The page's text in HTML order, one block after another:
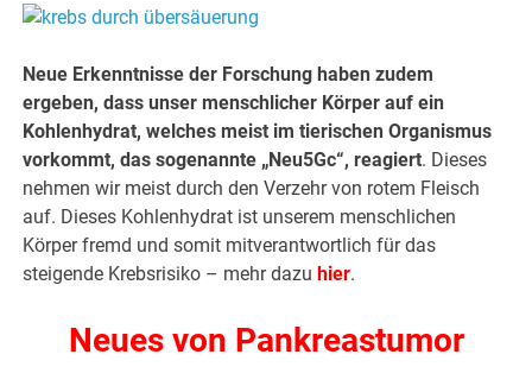
Neue Erkenntnisse der Forschung haben zudem
ergeben, dass unser menschlicher Körper auf ein
Kohlenhydrat, welches meist im tierischen Organismus
vorkommt, das sogenannte „Neu5Gc“, reagiert. Dieses
nehmen wir meist durch den Verzehr von rotem Fleisch
auf. Dieses Kohlenhydrat ist unserem menschlichen
Körper fremd und somit mitverantwortlich für das
steigende Krebsrisiko – mehr dazu hier.
Neues von Pankreastumor